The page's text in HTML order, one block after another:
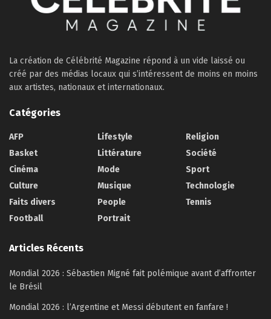
La création de Célébrité Magazine répond à un vide laissé ou
créé par des médias locaux qui s’intéressent de moins en moins
aux artistes, nationaux et internationaux.
Catégories
AFP
Basket
Cinéma
Culture
Faits divers
Football
Lifestyle
Littérature
Mode
Musique
People
Portrait
Religion
Société
Sport
Technologie
Tennis
Articles Récents
Mondial 2026 : Sébastien Migné fait polémique avant d’affronter
le Brésil
Mondial 2026 : l’Argentine et Messi débutent en fanfare !